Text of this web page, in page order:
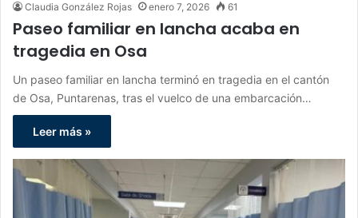
Claudia González Rojas enero 7, 2026 61
Paseo familiar en lancha acaba en
tragedia en Osa
Un paseo familiar en lancha terminó en tragedia en el cantón
de Osa, Puntarenas, tras el vuelco de una embarcación…
Leer más »